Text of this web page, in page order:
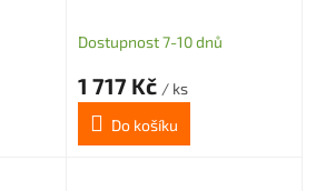
pro grafit průměr 5 R2,5
Dostupnost 7-10 dnů
1 717 Kč / ks
Do košíku